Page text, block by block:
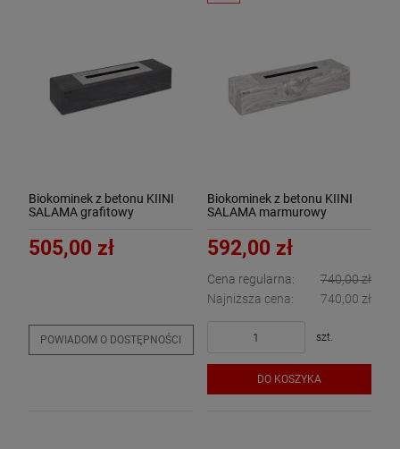
Biokominek z betonu KIINI
SALAMA grafitowy
505,00 zł
POWIADOM O DOSTĘPNOŚCI
Biokominek z betonu KIINI
SALAMA marmurowy
592,00 zł
Cena regularna:
740,00 zł
Najniższa cena:
740,00 zł
szt.
DO KOSZYKA